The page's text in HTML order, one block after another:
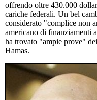
offrendo oltre 430.000
cariche federali. Un bel
considerato "complice non
americano di finanziamenti
ha trovato "ampie prove"
Hamas.